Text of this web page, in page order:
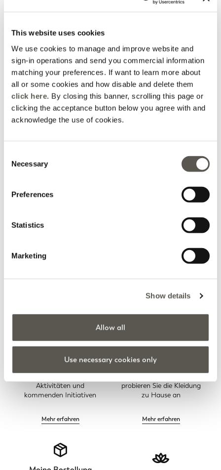
This website uses cookies
We use cookies to manage and improve website and
sign-in operations and send you commercial information
matching your preferences. If want to learn more about
all or some cookies and how disable and delete them
click here. By closing this banner, scrolling this page or
clicking the acceptance button below you agree with and
acknowledge the use of cookies.
Selection
Necessary
Preferences
Statistics
Marketing
Show details
Allow all
Use necessary cookies only
"Wanda"
Blau
Pumphosen
Aktivitäten und
kommenden Initiativen
Mehr erfahren
probieren Sie die Kleidung
zu Hause an
Mehr erfahren